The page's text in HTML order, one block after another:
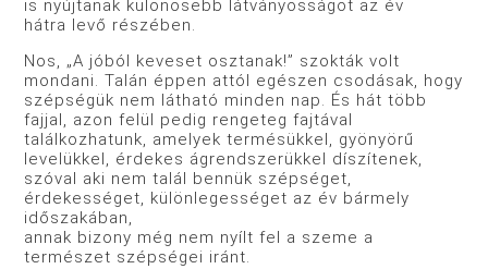
is nyújtanak különösebb látványosságot az év
hátra levő részében.
Nos, „A jóból keveset osztanak!” szokták volt
mondani. Talán éppen attól egészen csodásak, hogy
szépségük nem látható minden nap. És hát több
fajjal, azon felül pedig rengeteg fajtával
találkozhatunk, amelyek termésükkel, gyönyörű
levelükkel, érdekes ágrendszerükkel díszítenek,
szóval aki nem talál bennük szépséget,
érdekességet, különlegességet az év bármely
időszakában,
annak bizony még nem nyílt fel a szeme a
természet szépségei iránt.